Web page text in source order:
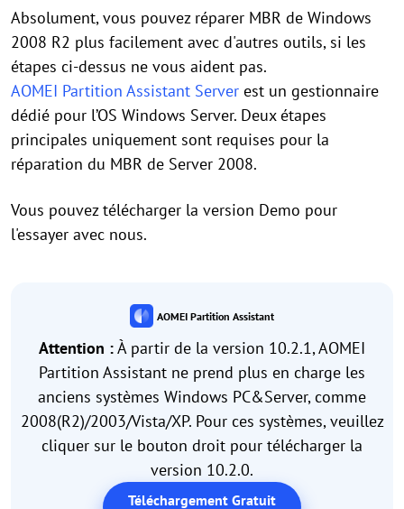
Absolument, vous pouvez réparer MBR de Windows
2008 R2 plus facilement avec d'autres outils, si les
étapes ci-dessus ne vous aident pas.
AOMEI Partition Assistant Server est un gestionnaire
dédié pour l’OS Windows Server. Deux étapes
principales uniquement sont requises pour la
réparation du MBR de Server 2008.
Vous pouvez télécharger la version Demo pour
l'essayer avec nous.
AOMEI Partition Assistant
Attention :À partir de la version 10.2.1, AOMEI
Partition Assistant ne prend plus en charge les
anciens systèmes Windows PC&Server, comme
2008(R2)/2003/Vista/XP. Pour ces systèmes, veuillez
cliquer sur le bouton droit pour télécharger la
version 10.2.0.
Téléchargement Gratuit